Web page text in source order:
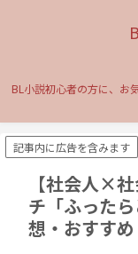
BL小説初心者の方に、お
記事内に広告を含みます
【社会人×
チ「ふった
想・おすすめ